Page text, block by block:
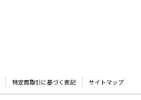
特定商取引に基づく表記 サイトマップ